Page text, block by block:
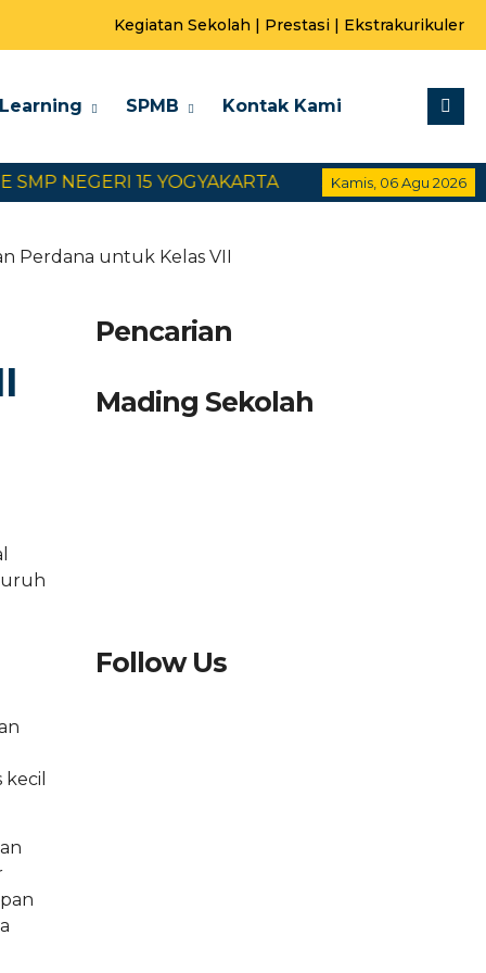
Kegiatan Sekolah | Prestasi | Ekstrakurikuler
SPMB Kontak Kami
Kamis, 06 Agu 2026
15 YOGYAKARTA SELAMAT DATANG DI
Perdana untuk Kelas VII
Pencarian
Mading Sekolah
Follow Us